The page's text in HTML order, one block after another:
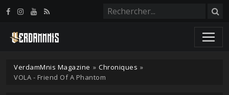
VerdamMnis Magazine » Chroniques »
VOLA - Friend Of A Phantom
Panneau de gestion des cookies